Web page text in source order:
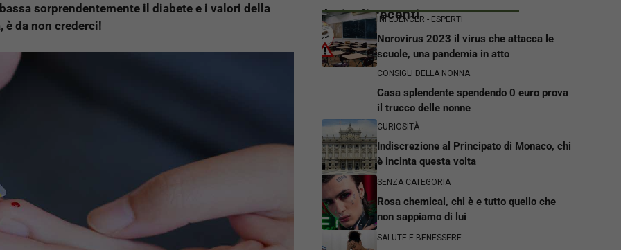
sorprendentemente il diabete e i valori della
è da non crederci!
Articoli recentiINFLUENCER - ESPERTI
Norovirus 2023 il virus che attacca le
scuole, una pandemia in atto
CONSIGLI DELLA NONNA
Casa splendente spendendo 0 euro prova
il trucco delle nonne
CURIOSITÀ
Indiscrezione al Principato di Monaco, chi
è incinta questa volta
SENZA CATEGORIA
Rosa chemical, chi è e tutto quello che
non sappiamo di lui
SALUTE E BENESSERE